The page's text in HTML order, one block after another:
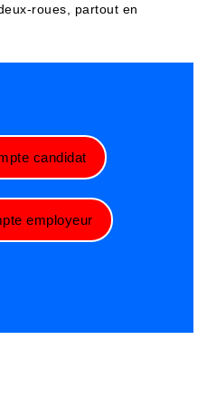
roues, partout en
candidat
employeur